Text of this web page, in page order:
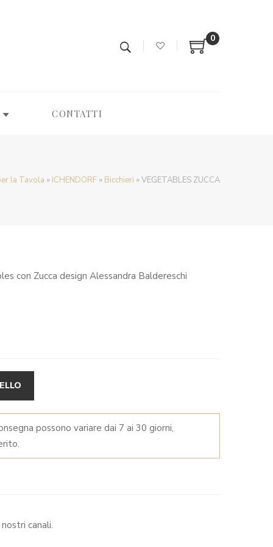
0
CONTATTI
la Tavola » ICHENDORF » Bicchieri »VEGETABLES ZUCCA
con Zucca design Alessandra Baldereschi
possono variare dai 7 ai 30 giorni,
canali.